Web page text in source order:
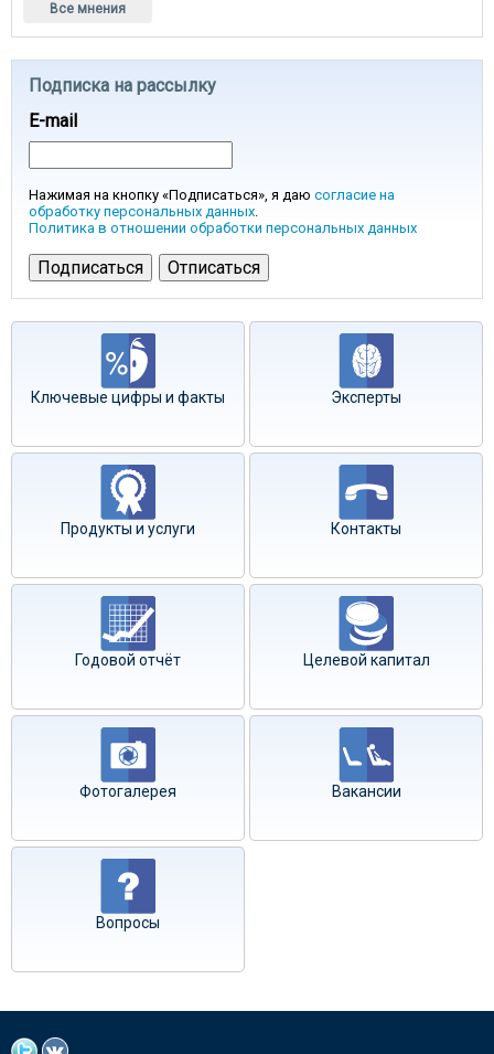
Все мнения
Подписка на рассылку
E-mail
Нажимая на кнопку «Подписаться», я даю согласие на
обработку персональных данных.
Политика в отношении обработки персональных данных
Ключевые цифры и факты Эксперты
Продукты и услуги Контакты
Годовой отчёт Целевой капитал
Фотогалерея Вакансии
Вопросы